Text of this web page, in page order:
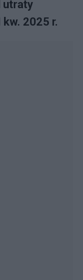
utraty
2025 r.